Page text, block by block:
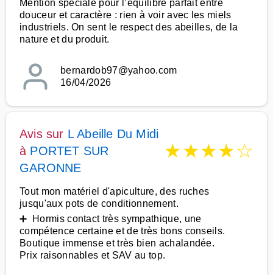
Mention spéciale pour l’équilibre parfait entre
douceur et caractère : rien à voir avec les miels
industriels. On sent le respect des abeilles, de la
nature et du produit.
bernardob97@yahoo.com
16/04/2026
Avis sur L Abeille Du Midi
à PORTET SUR
GARONNE
★★★★☆
Tout mon matériel d'apiculture, des ruches
jusqu'aux pots de conditionnement.
➕ Hormis contact très sympathique, une
compétence certaine et de très bons conseils.
Boutique immense et très bien achalandée.
Prix raisonnables et SAV au top.